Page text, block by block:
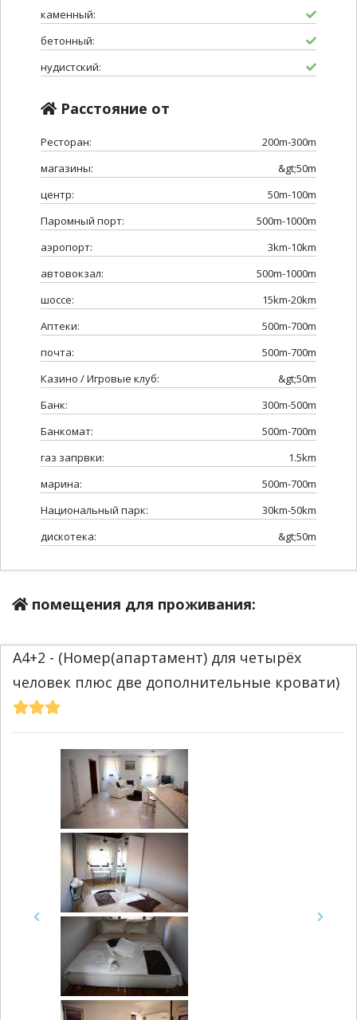
каменный:
бетонный:
нудистский:
Расстояние от
Ресторан:
200m-300m
магазины:
&gt;50m
центр:
50m-100m
Паромный порт:
500m-1000m
аэропорт:
3km-10km
автовокзал:
500m-1000m
шоссе:
15km-20km
Аптеки:
500m-700m
почта:
500m-700m
Казино / Игровые клуб:
&gt;50m
Банк:
300m-500m
Банкомат:
500m-700m
газ запрвки:
1.5km
марина:
500m-700m
Национальный парк:
30km-50km
дискотека:
&gt;50m
помещения для проживания:
A4+2 - (Номер(апартамент) для четырёх
человек плюс две дополнительные кровати)
Previous Next